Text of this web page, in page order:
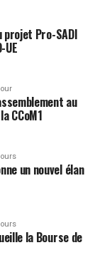
projet Pro-SADI
UE
au
CCoM1
un nouvel élan
la Bourse de